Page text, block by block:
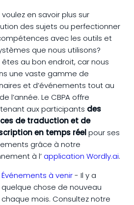
voulez en savoir plus sur
des sujets ou perfectionner
avec les outils et
que nous utilisons?
êtes au bon endroit, car nous
une vaste gamme de
et d’événements tout au
l’année. Le CBPA offre
aux participants des
de traduction et de
en temps réelpour ses
grâce à notre
à l’ application Wordly.ai.
Événements à venir- Il y a
quelque chose de nouveau
chaque mois. Consultez notre